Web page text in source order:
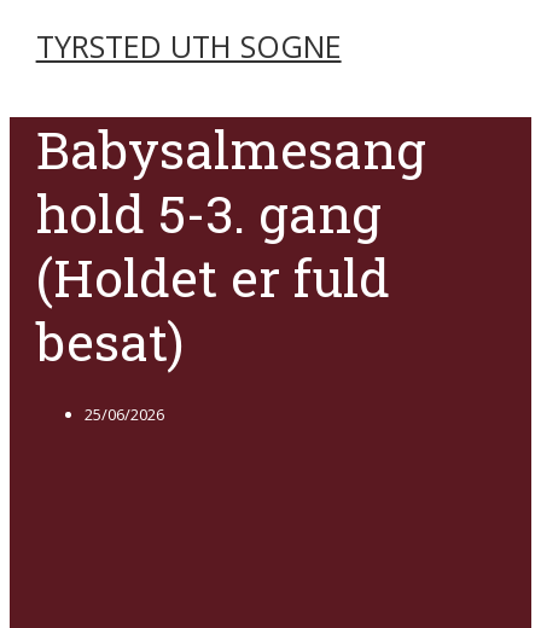
TYRSTED UTH SOGNE
Babysalmesang
hold 5-3. gang
(Holdet er fuld
besat)
25/06/2026